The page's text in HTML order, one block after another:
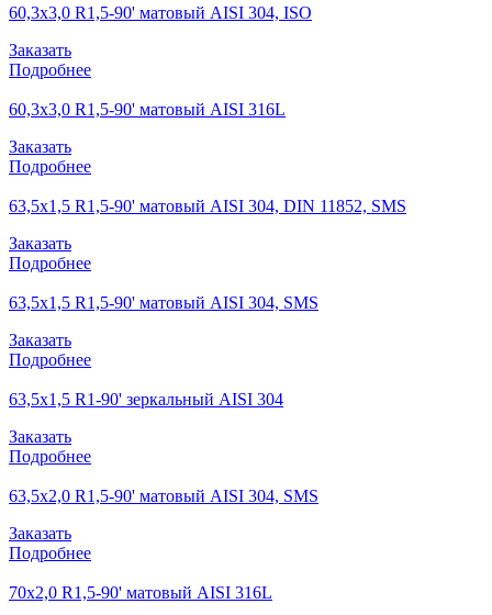
60,3х3,0 R1,5-90' матовый AISI 304, ISO
Заказать
Подробнее
60,3х3,0 R1,5-90' матовый AISI 316L
Заказать
Подробнее
63,5х1,5 R1,5-90' матовый AISI 304, DIN 11852, SMS
Заказать
Подробнее
63,5х1,5 R1,5-90' матовый AISI 304, SMS
Заказать
Подробнее
63,5х1,5 R1-90' зеркальный AISI 304
Заказать
Подробнее
63,5х2,0 R1,5-90' матовый AISI 304, SMS
Заказать
Подробнее
70х2,0 R1,5-90' матовый AISI 316L